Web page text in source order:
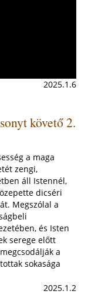
2025.1.6
követő 2.
a maga
zengi,
áll Istennél,
dicséri
Megszólal a
és Isten
serege előtt
a
sokasága
2025.1.2